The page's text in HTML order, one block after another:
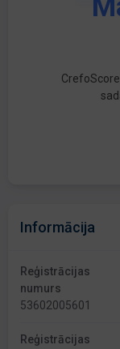
Informācija
Reģistrācijas
numurs
53602005601
Reģistrācijas